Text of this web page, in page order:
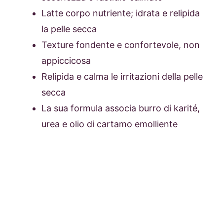
Latte corpo nutriente; idrata e relipida
la pelle secca
Texture fondente e confortevole, non
appiccicosa
Relipida e calma le irritazioni della pelle
secca
La sua formula associa burro di karité,
urea e olio di cartamo emolliente